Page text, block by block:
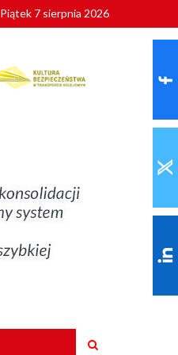
Piątek 7 sierpnia 2026